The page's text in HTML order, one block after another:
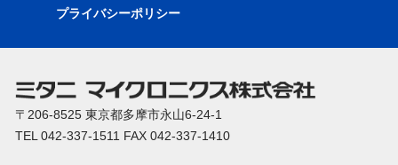
プライバシーポリシー
〒206-8525 東京都多摩市永山6-24-1
TEL 042-337-1511 FAX 042-337-1410